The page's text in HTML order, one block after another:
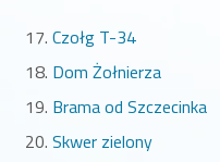
Czołg T-34
Dom Żołnierza
Brama od Szczecinka
Skwer zielony